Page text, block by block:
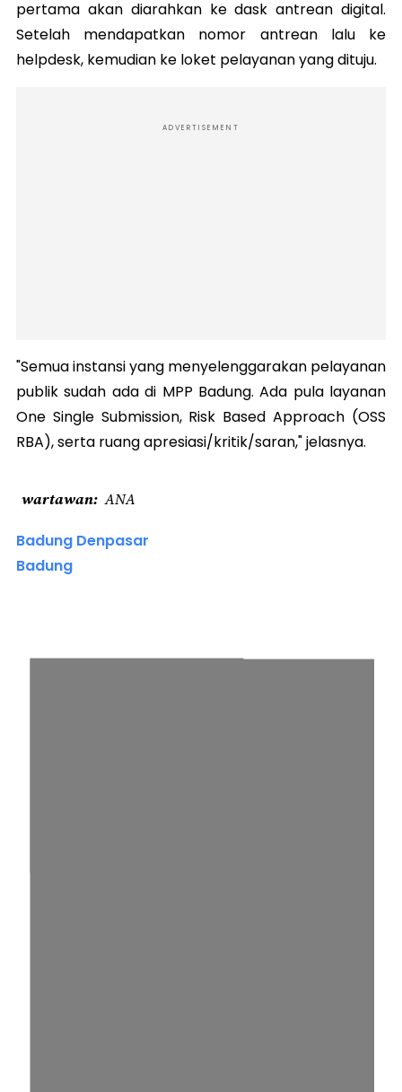
pertama akan diarahkan ke dask antrean digital.
Setelah mendapatkan nomor antrean lalu ke
helpdesk, kemudian ke loket pelayanan yang dituju.
ADVERTISEMENT
"Semua instansi yang menyelenggarakan pelayanan
publik sudah ada di MPP Badung. Ada pula layanan
One Single Submission, Risk Based Approach (OSS
RBA), serta ruang apresiasi/kritik/saran," jelasnya.
wartawan ANA
Badung Denpasar
Badung